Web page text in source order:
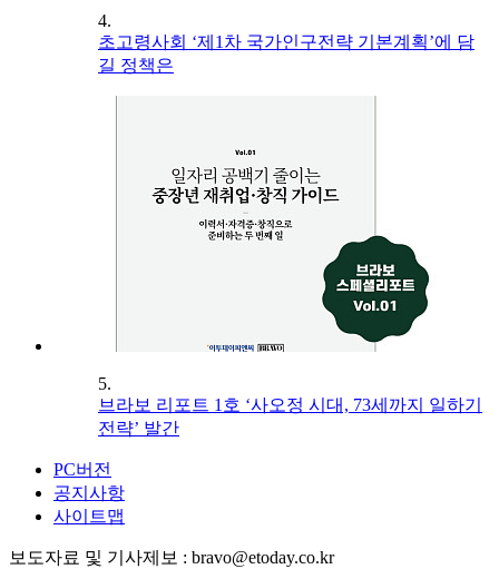
4.
초고령사회 ‘제1차 국가인구전략 기본계획’에 담
길 정책은
5.
브라보 리포트 1호 ‘사오정 시대, 73세까지 일하기
전략’ 발간
PC버전
공지사항
사이트맵
보도자료 및 기사제보 : bravo@etoday.co.kr